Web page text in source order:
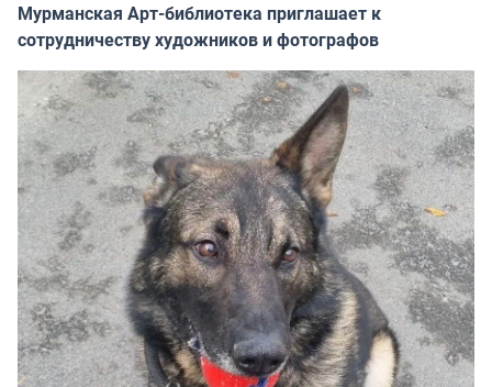
Мурманская Арт-библиотека приглашает к
сотрудничеству художников и фотографов